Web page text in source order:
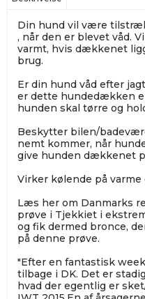
Din hund vil være
, når den er blevet våd.
varmt, hvis dækkenet
brug.
Er din hund våd efter
er dette hundedækken
hunden skal tørre og
Beskytter bilen/
nemt kommer, når
give hunden dækkenet
Virker kølende på varme
Læs her om Danmarks
prøve i Tjekkiet i
og fik dermed bronce,
på denne prøve.
"Efter en fantastisk
tilbage i DK. Det er
hvad der egentlig er